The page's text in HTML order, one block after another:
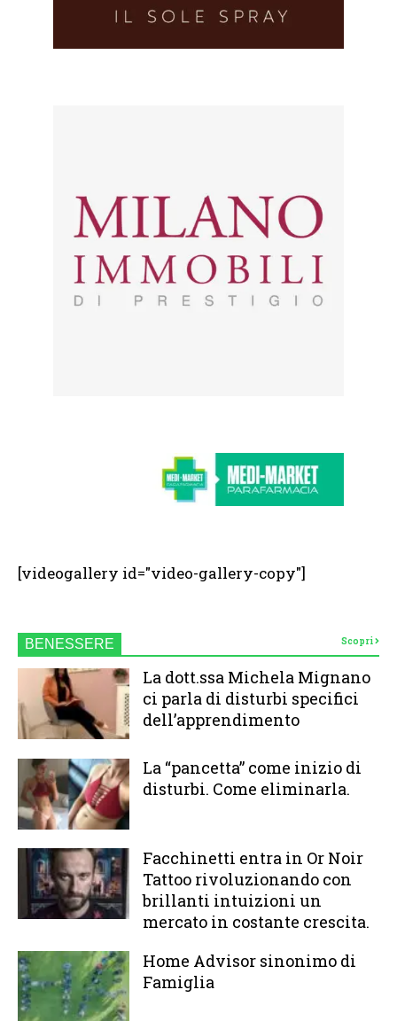
[videogallery id="video-gallery-copy"]
BENESSERE Scopri
La dott.ssa Michela Mignano
ci parla di disturbi specifici
dell’apprendimento
La “pancetta” come inizio di
disturbi. Come eliminarla.
Facchinetti entra in Or Noir
Tattoo rivoluzionando con
brillanti intuizioni un
mercato in costante crescita.
Home Advisor sinonimo di
Famiglia